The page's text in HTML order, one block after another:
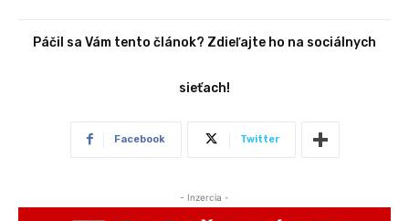
Páčil sa Vám tento článok? Zdieľajte ho na sociálnych
sieťach!
Facebook Twitter
- Inzercia -